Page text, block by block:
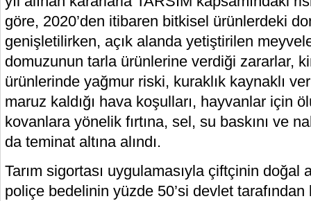
göre, 2020’den itibaren bitkisel ürünlerdeki
genişletilirken, açık alanda yetiştirilen
domuzunun tarla ürünlerine verdiği zararlar,
ürünlerinde yağmur riski, kuraklık kaynaklı
maruz kaldığı hava koşulları, hayvanlar için
kovanlara yönelik fırtına, sel, su baskını ve
da teminat altına alındı.
Tarım sigortası uygulamasıyla çiftçinin doğal
poliçe bedelinin yüzde 50’si devlet tarafından